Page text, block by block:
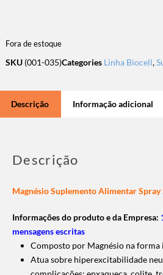
Fora de estoque
SKU (001-035)Categories Linha Biocell,
Descrição Informação adicional
Descrição
Magnésio Suplemento Alimentar
Informações do produto e da Empresa:
mensagens escritas
Composto por Magnésio na forma
Atua sobre hiperexcitabilidade